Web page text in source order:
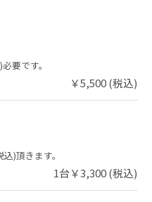
要です。
￥5,500 (税込)
)頂きます。
1台￥3,300 (税込)